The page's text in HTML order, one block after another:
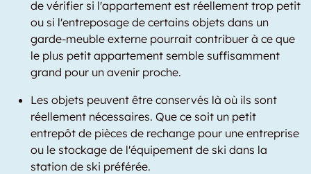
de vérifier si l'appartement est réellement trop petit
ou si l'entreposage de certains objets dans un
garde-meuble externe pourrait contribuer à ce que
le plus petit appartement semble suffisamment
grand pour un avenir proche.
Les objets peuvent être conservés là où ils sont
réellement nécessaires. Que ce soit un petit
entrepôt de pièces de rechange pour une entreprise
ou le stockage de l'équipement de ski dans la
station de ski préférée.